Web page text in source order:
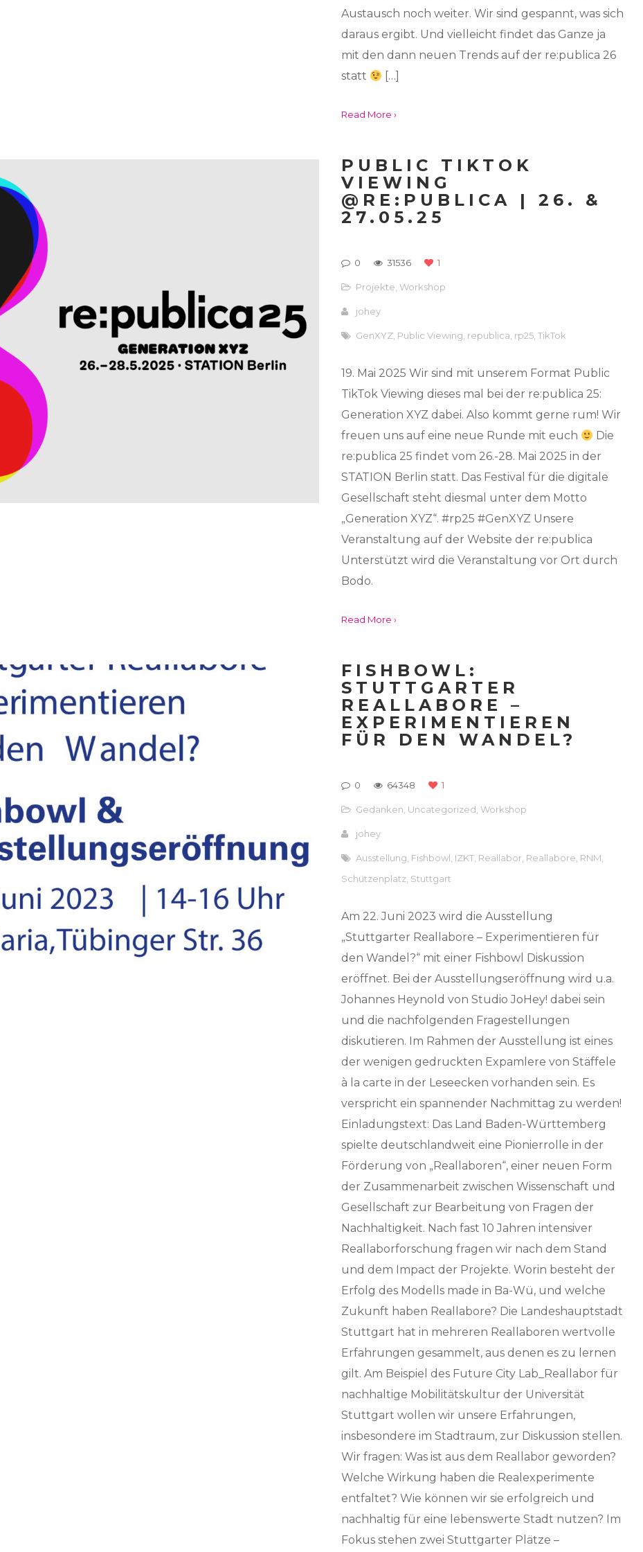
Austausch noch weiter. Wir sind gespannt, was sich
daraus ergibt. Und vielleicht findet das Ganze ja
mit den dann neuen Trends auf der re:publica 26
statt
[…]
Read More ›
PUBLIC TIKTOK
VIEWING
@RE:PUBLICA | 26. &
27.05.25
0 31536 1
Projekte ,Workshop
johey
GenXYZ Public Viewing republica rp25 ,TikTok
19. Mai 2025 Wir sind mit unserem Format Public
TikTok Viewing dieses mal bei der re:publica 25:
Generation XYZ dabei. Also kommt gerne rum! Wir
freuen uns auf eine neue Runde mit euch
Die
re:publica 25 findet vom 26.-28. Mai 2025 in der
STATION Berlin statt. Das Festival für die digitale
Gesellschaft steht diesmal unter dem Motto
„Generation XYZ“. #rp25 #GenXYZ Unsere
Veranstaltung auf der Website der re:publica
Unterstützt wird die Veranstaltung vor Ort durch
Bodo.
Read More ›
FISHBOWL:
STUTTGARTER
REALLABORE –
EXPERIMENTIEREN
FÜR DEN WANDEL?
0 64348 1
Gedanken Uncategorized ,Workshop
johey
Ausstellung Fishbowl IZKT Reallabor Reallabore RNM
Schützenplatz Stuttgart
Am 22. Juni 2023 wird die Ausstellung
„Stuttgarter Reallabore – Experimentieren für
den Wandel?“ mit einer Fishbowl Diskussion
eröffnet. Bei der Ausstellungseröffnung wird u.a.
Johannes Heynold von Studio JoHey! dabei sein
und die nachfolgenden Fragestellungen
diskutieren. Im Rahmen der Ausstellung ist eines
der wenigen gedruckten Expamlere von Stäffele
à la carte in der Leseecken vorhanden sein. Es
verspricht ein spannender Nachmittag zu werden!
Einladungstext: Das Land Baden-Württemberg
spielte deutschlandweit eine Pionierrolle in der
Förderung von „Reallaboren“, einer neuen Form
der Zusammenarbeit zwischen Wissenschaft und
Gesellschaft zur Bearbeitung von Fragen der
Nachhaltigkeit. Nach fast 10 Jahren intensiver
Reallaborforschung fragen wir nach dem Stand
und dem Impact der Projekte. Worin besteht der
Erfolg des Modells made in Ba-Wü, und welche
Zukunft haben Reallabore? Die Landeshauptstadt
Stuttgart hat in mehreren Reallaboren wertvolle
Erfahrungen gesammelt, aus denen es zu lernen
gilt. Am Beispiel des Future City Lab_Reallabor für
nachhaltige Mobilitätskultur der Universität
Stuttgart wollen wir unsere Erfahrungen,
insbesondere im Stadtraum, zur Diskussion stellen.
Wir fragen: Was ist aus dem Reallabor geworden?
Welche Wirkung haben die Realexperimente
entfaltet? Wie können wir sie erfolgreich und
nachhaltig für eine lebenswerte Stadt nutzen? Im
Fokus stehen zwei Stuttgarter Plätze –